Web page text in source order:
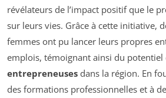
révélateurs de l’impact positif que le
sur leurs vies. Grâce à cette initiative,
femmes ont pu lancer leurs propres
emplois, témoignant ainsi du potentiel
entrepreneuses dans la région. En
des formations professionnelles et à